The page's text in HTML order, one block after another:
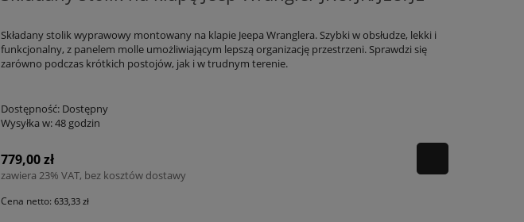
Składany stolik wyprawowy montowany na klapie Jeepa Wranglera. Szybki w obsłudze, lekki i
funkcjonalny, z panelem molle umożliwiającym lepszą organizację przestrzeni. Sprawdzi się
zarówno podczas krótkich postojów, jak i w trudnym terenie.
Dostępność: Dostępny
Wysyłka w:48 godzin
779,00 zł
zawiera 23% VAT, bez kosztów dostawy
Cena netto: 633,33 zł